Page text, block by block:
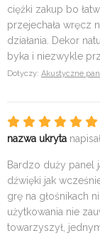
ciężki zakup bo
przejechała wręcz
działania. Dekor
byka i niezwykle
Dotyczy: Akustyczne
nazwa ukryta
Bardzo duży panel
dźwięki jak
grę na głośnikach
użytkowania nie
towarzyszył,